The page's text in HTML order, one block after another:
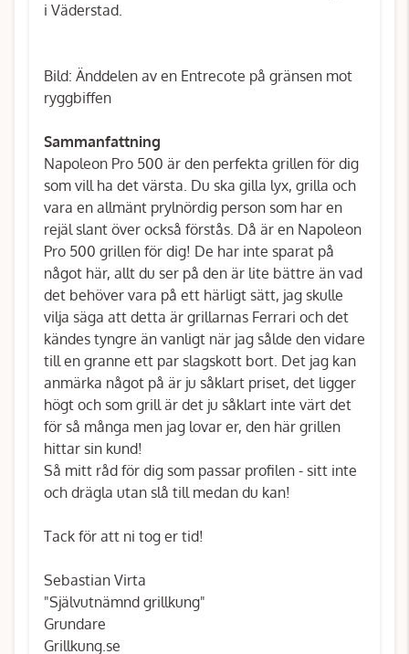
i Väderstad.
Bild: Änddelen av en Entrecote på gränsen mot
ryggbiffen
Sammanfattning
Napoleon Pro 500 är den perfekta grillen för dig
som vill ha det värsta. Du ska gilla lyx, grilla och
vara en allmänt prylnördig person som har en
rejäl slant över också förstås. Då är en Napoleon
Pro 500 grillen för dig! De har inte sparat på
något här, allt du ser på den är lite bättre än vad
det behöver vara på ett härligt sätt, jag skulle
vilja säga att detta är grillarnas Ferrari och det
kändes tyngre än vanligt när jag sålde den vidare
till en granne ett par slagskott bort. Det jag kan
anmärka något på är ju såklart priset, det ligger
högt och som grill är det ju såklart inte värt det
för så många men jag lovar er, den här grillen
hittar sin kund!
Så mitt råd för dig som passar profilen - sitt inte
och drägla utan slå till medan du kan!
Tack för att ni tog er tid!
Sebastian Virta
"Självutnämnd grillkung"
Grundare
Grillkung.se